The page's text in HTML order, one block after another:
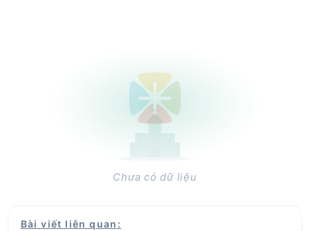
Chưa có dữ liệu
Bài viết liên quan :